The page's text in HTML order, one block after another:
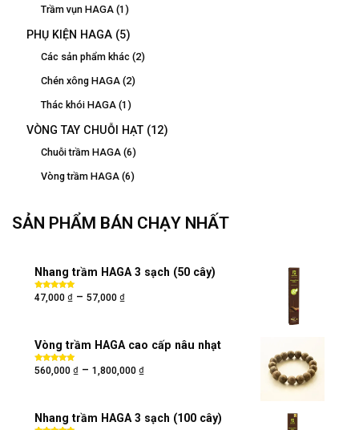
Trầm vụn HAGA (1)
PHỤ KIỆN HAGA (5)
Các sản phẩm khác (2)
Chén xông HAGA (2)
Thác khói HAGA (1)
VÒNG TAY CHUỖI HẠT (12)
Chuỗi trầm HAGA (6)
Vòng trầm HAGA (6)
SẢN PHẨM BÁN CHẠY NHẤT
Nhang trầm HAGA 3 sạch (50 cây)
Được xếp
hạng 5.005
47,000 ₫ – 57,000 ₫
Vòng trầm HAGA cao cấp nâu nhạt
Được xếp
hạng5.005
560,000 ₫ – 1,800,000 ₫
Nhang trầm HAGA 3 sạch (100 cây)